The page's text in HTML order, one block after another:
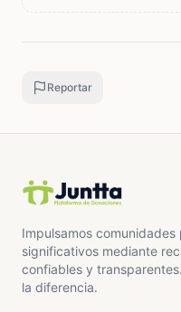
Reportar
Impulsamos
significativos mediante
confiables y
la diferencia.